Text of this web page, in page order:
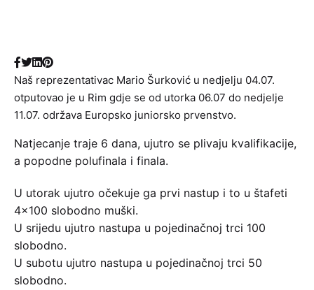
Naš reprezentativac Mario Šurković u nedjelju 04.07.
otputovao je u Rim gdje se od utorka 06.07 do nedjelje
11.07. održava Europsko juniorsko prvenstvo.
Natjecanje traje 6 dana, ujutro se plivaju kvalifikacije,
a popodne polufinala i finala.
U utorak ujutro očekuje ga prvi nastup i to u štafeti
4×100 slobodno muški.
U srijedu ujutro nastupa u pojedinačnoj trci 100
slobodno.
U subotu ujutro nastupa u pojedinačnoj trci 50
slobodno.